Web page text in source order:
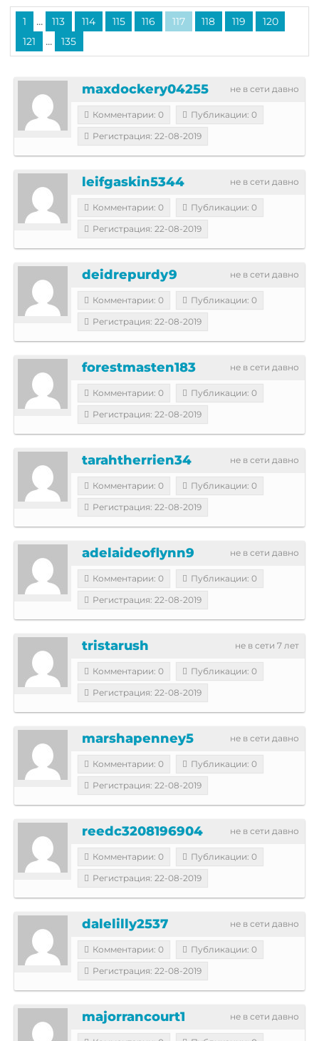
1 ... 113 114 115 116 117 118 119
120
121
... 135
не в сети давно
maxdockery04255
Комментарии: 0
Публикации: 0
Регистрация: 22-08-2019
не в сети давно
leifgaskin5344
Комментарии: 0
Публикации: 0
Регистрация: 22-08-2019
не в сети давно
deidrepurdy9
Комментарии: 0
Публикации: 0
Регистрация: 22-08-2019
не в сети давно
forestmasten183
Комментарии: 0
Публикации: 0
Регистрация: 22-08-2019
не в сети давно
tarahtherrien34
Комментарии: 0
Публикации: 0
Регистрация: 22-08-2019
не в сети давно
adelaideoflynn9
Комментарии: 0
Публикации: 0
Регистрация: 22-08-2019
не в сети 7 лет
tristarush
Комментарии: 0
Публикации: 0
Регистрация: 22-08-2019
не в сети давно
marshapenney5
Комментарии: 0
Публикации: 0
Регистрация: 22-08-2019
не в сети давно
reedc3208196904
Комментарии: 0
Публикации: 0
Регистрация: 22-08-2019
не в сети давно
dalelilly2537
Комментарии: 0
Публикации: 0
Регистрация: 22-08-2019
не в сети давно
majorrancourt1